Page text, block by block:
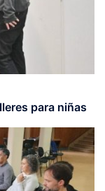
para niñas